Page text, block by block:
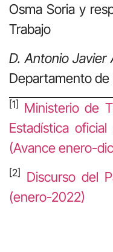
Osma Soria y
Trabajo
D. Antonio Javier
Departamento de
[1] Ministerio de
Estadística
(Avance enero-
[2]
Discurso del
(enero-2022)